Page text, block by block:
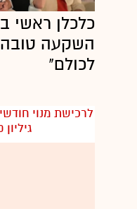
השקעה
לכולם"
לרכישת מנוי
גיליון 50 הנשים המשפיעות>>